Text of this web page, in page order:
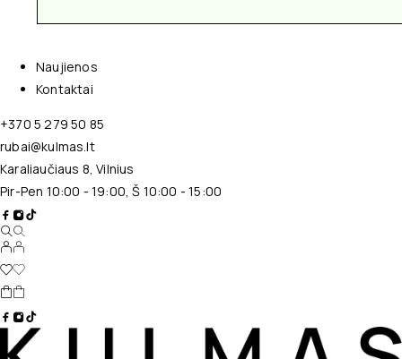
Naujienos
Kontaktai
+370 5 279 50 85
rubai@kulmas.lt
Karaliaučiaus 8, Vilnius
Pir-Pen 10:00 - 19:00, Š 10:00 - 15:00